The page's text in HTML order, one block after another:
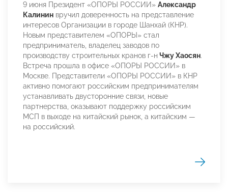
9 июня Президент «ОПОРЫ РОССИИ» Александр
Калинин вручил доверенность на представление
интересов Организации в городе Шанхай (КНР).
Новым представителем «ОПОРЫ» стал
предприниматель, владелец заводов по
производству строительных кранов г-н Чжу Хаосян.
Встреча прошла в офисе «ОПОРЫ РОССИИ» в
Москве. Представители «ОПОРЫ РОССИИ» в КНР
активно помогают российским предпринимателям
устанавливать двусторонние связи, новые
партнерства, оказывают поддержку российским
МСП в выходе на китайский рынок, а китайским —
на российский.